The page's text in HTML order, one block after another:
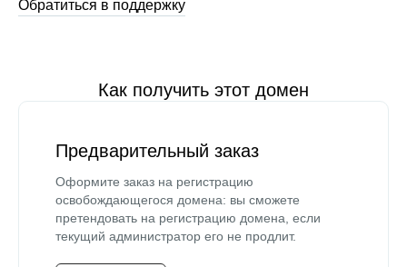
Обратиться в поддержку
Как получить этот домен
Предварительный заказ
Оформите заказ на регистрацию
освобождающегося домена: вы сможете
претендовать на регистрацию домена, если
текущий администратор его не продлит.